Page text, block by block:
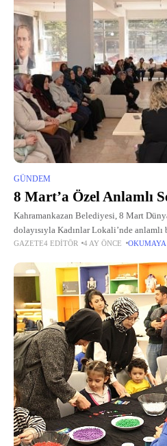
GÜNDEM
8 Mart’a Özel Anlamlı
Kahramankazan Belediyesi, 8 Mart
dolayısıyla Kadınlar Lokali’nde
GAZETE4 EDITÖR 4 AY ÖNCE